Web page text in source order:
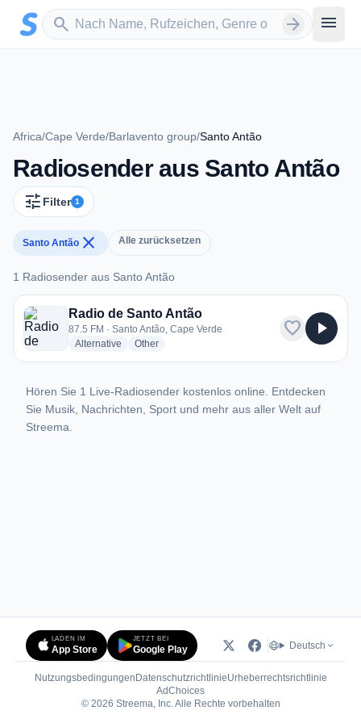
Zum Hauptinhalt springen
search
Sender suchen arrow_forward menu
Africa/Cape Verde/Barlavento group/Santo Antão
Radiosender aus Santo Antão
tune Filter 1
Santo Antão close Alle zurücksetzen
1 Radiosender aus Santo Antão
1 Radiosender aus Santo Antão
Radio de Santo Antão
87.5 FM · Santo Antão, Cape Verde
Alternative radio stations
Otherradio stations
favorite play_arrow
Hören Sie 1 Live-Radiosender kostenlos online. Entdecken
Sie Musik, Nachrichten, Sport und mehr aus aller Welt auf
Streema.
LADEN IM
App Store
JETZT BEI
Google Play Deutsch
Nutzungsbedingungen DatenschutzrichtlinieUrheberrechtsrichtlinie
AdChoices(öffnet in neuem Tab)
© 2026 Streema, Inc. Alle Rechte vorbehalten